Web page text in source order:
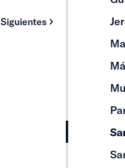
Siguientes